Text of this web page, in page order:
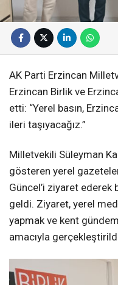
AK Parti Erzincan
Erzincan Birlik ve
etti: “Yerel basın,
ileri taşıyacağız.”
Milletvekili Süleyman
gösteren yerel
Güncel’i ziyaret ederek
geldi. Ziyaret, yerel
yapmak ve kent
amacıyla